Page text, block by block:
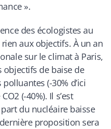
».
des écologistes au
aux objectifs. À un an
sur le climat à Paris,
objectifs de baise de
(-30% d’ici
(-40%). Il s’est
du nucléaire baisse
dernière proposition sera